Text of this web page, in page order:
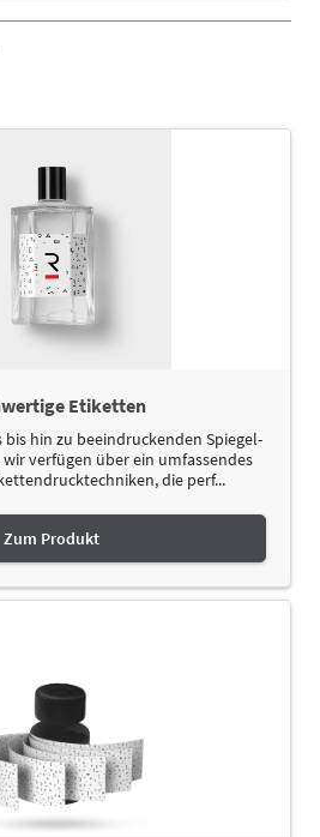
Etiketten
hin zu beeindruckenden Spiegel-
verfügen über ein umfassendes
die perf...
Zum Produkt